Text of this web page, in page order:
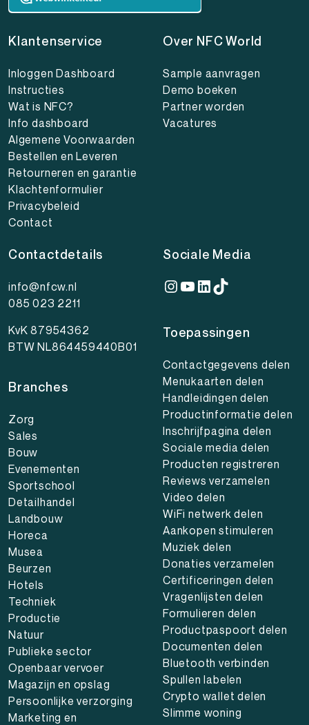
Klantenservice
Inloggen Dashboard
Instructies
Wat is NFC?
Info dashboard
Algemene Voorwaarden
Bestellen en Leveren
Retourneren en garantie
Klachtenformulier
Privacybeleid
Contact
Over NFC World
Sample aanvragen
Demo boeken
Partner worden
Vacatures
Contactdetails
info@nfcw.nl
085 023 2211
KvK 87954362
BTW NL864459440B01
Branches
Zorg
Sales
Bouw
Evenementen
Sportschool
Detailhandel
Landbouw
Horeca
Musea
Beurzen
Hotels
Techniek
Productie
Natuur
Publieke sector
Openbaar vervoer
Magazijn en opslag
Persoonlijke verzorging
Marketing en
Sociale Media
Instagram
YouTube
LinkedIn
TikTok
Toepassingen
Contactgegevens delen
Menukaarten delen
Handleidingen delen
Productinformatie delen
Inschrijfpagina delen
Sociale media delen
Producten registreren
Reviews verzamelen
Video delen
WiFi netwerk delen
Aankopen stimuleren
Muziek delen
Donaties verzamelen
Certificeringen delen
Vragenlijsten delen
Formulieren delen
Productpaspoort delen
Documenten delen
Bluetooth verbinden
Spullen labelen
Crypto wallet delen
Slimme woning